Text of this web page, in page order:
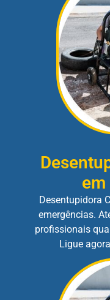
em
Desentupidora
emergências.
profissionais
Ligue